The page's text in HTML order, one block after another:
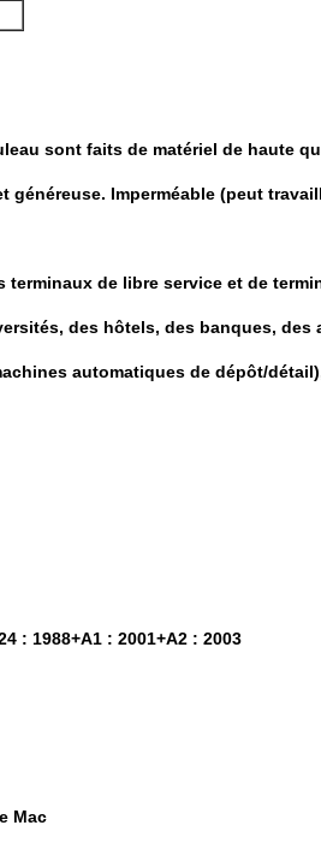
sont faits de matériel de haute
Imperméable (peut
de libre service et de
des hôtels, des banques,
automatiques de dépôt/
: 1988+A1 : 2001+A2 : 2003
Mac